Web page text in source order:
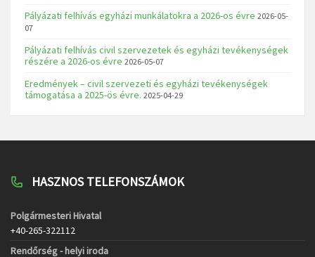
Pályázati felhívás egyházi munkálatokra a 2026-os évre 2026-05-
07
Pályázati felhívás civil szervezetek és egyházi tevékenységek
részére a 2026-os évre 2026-05-07
Eredmények – civil szervezeti és egyházi tevékenységek
támogatása a 2025-ös évre. 2025-04-29
HASZNOS TELEFONSZÁMOK
Polgármesteri Hivatal
+40-265-322112
Rendőrség - helyi iroda